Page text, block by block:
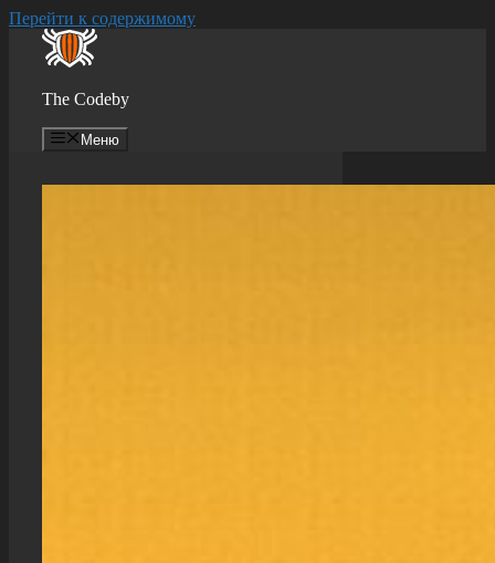
Перейти к содержимому
The Codeby
Меню